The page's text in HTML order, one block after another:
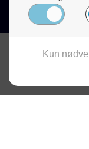
Privatlivspolitik >